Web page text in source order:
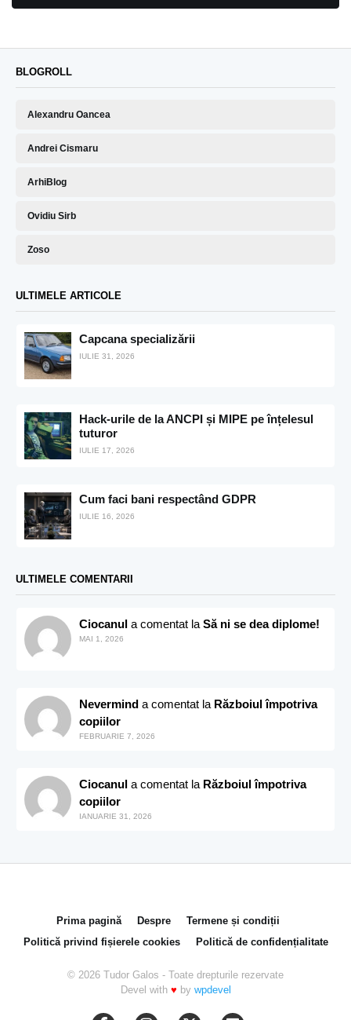
BLOGROLL
Alexandru Oancea
Andrei Cismaru
ArhiBlog
Ovidiu Sirb
Zoso
ULTIMELE ARTICOLE
Capcana specializării
IULIE 31, 2026
Hack-urile de la ANCPI și MIPE pe înțelesul
tuturor
IULIE 17, 2026
Cum faci bani respectând GDPR
IULIE 16, 2026
ULTIMELE COMENTARII
Ciocanul a comentat la Să ni se dea diplome!
MAI 1, 2026
Nevermind a comentat la Războiul împotriva
copiilor
FEBRUARIE 7, 2026
Ciocanul a comentat la Războiul împotriva
copiilor
IANUARIE 31, 2026
Prima pagină Despre
Termene și condiții
Politică privind fișierele cookies
Politică de confidențialitate
© 2026 Tudor Galos - Toate drepturile rezervate
Devel with ♥ by wpdevel